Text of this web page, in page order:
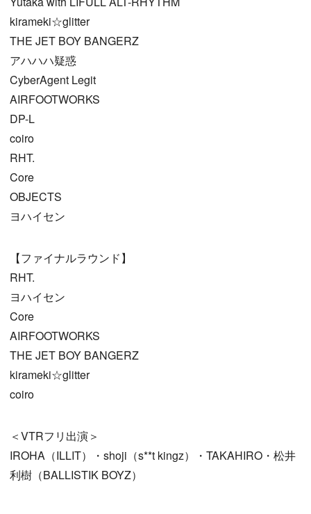
kirameki☆glitter
THE JET BOY BANGERZ
アハハハ疑惑
CyberAgent Legit
AIRFOOTWORKS
DP-L
coiro
RHT.
Core
OBJECTS
ヨハイセン
【ファイナルラウンド】
RHT.
ヨハイセン
Core
AIRFOOTWORKS
THE JET BOY BANGERZ
kirameki☆glitter
coiro
＜VTRフリ出演＞
IROHA（ILLIT）・shoji（s**t kingz）・TAKAHIRO・松井
利樹（BALLISTIK BOYZ）